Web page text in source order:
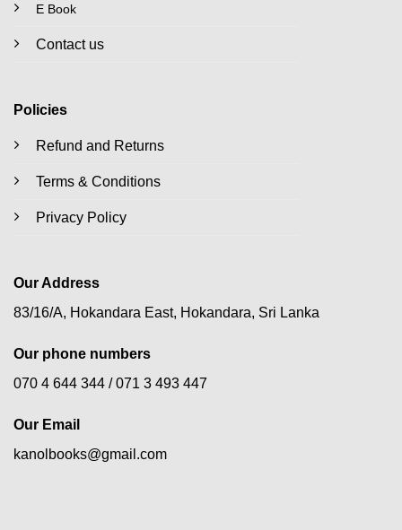
E Book
Contact us
Policies
Refund and Returns
Terms & Conditions
Privacy Policy
Our Address
83/16/A, Hokandara East, Hokandara, Sri Lanka
Our phone numbers
070 4 644 344 /071 3 493 447
Our Email
kanolbooks@gmail.com